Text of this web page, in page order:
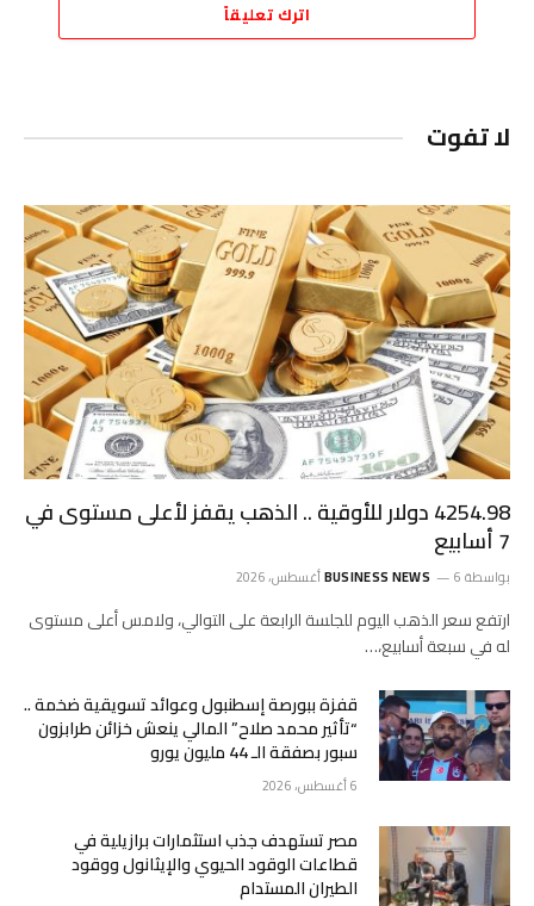
اترك تعليقاً
لا تفوت
4254.98 دولار للأوقية .. الذهب يقفز لأعلى مستوى في
7 أسابيع
بواسطة BUSINESS NEWS 6 أغسطس، 2026
ارتفع ‌سعر الذهب اليوم للجلسة الرابعة على التوالي، ولامس ‌أعلى مستوى
له في سبعة أسابيع،…
قفزة ببورصة إسطنبول وعوائد تسويقية ضخمة ..
“تأثير محمد صلاح” المالي ينعش خزائن طرابزون
سبور بصفقة الـ 44 مليون يورو
6 أغسطس، 2026
مصر تستهدف جذب استثمارات برازيلية في
قطاعات الوقود الحيوي والإيثانول ووقود
الطيران المستدام